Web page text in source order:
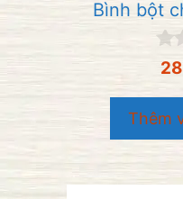
Bình bột
0
n
g
o
à
i
Thêm